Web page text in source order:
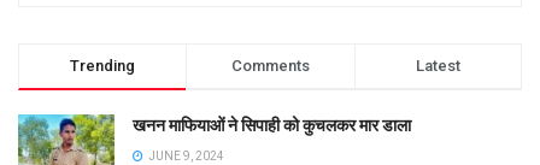
Trending Comments Latest
खनन माफियाओं ने सिपाही को कुचलकर मार डाला
JUNE 9, 2024